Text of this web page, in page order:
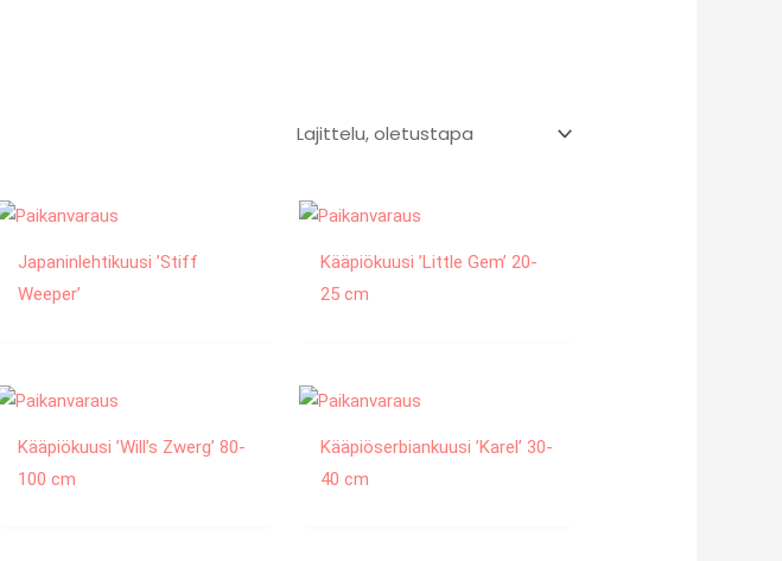
Japaninlehtikuusi ’Stiff
Weeper’
Kääpiökuusi ’Little Gem’ 20-
25 cm
Kääpiökuusi ’Will’s Zwerg’ 80-
100 cm
Kääpiöserbiankuusi ’Karel’ 30-
40 cm